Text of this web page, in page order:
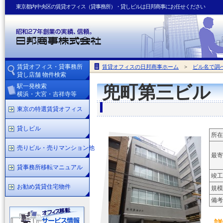
東京都内中央区の賃貸オフィス（貸事務所）・貸しビルは日邦商事にお任せください
賃貸オフィスの日邦商事ホーム > ビル名で調
兜町第三ビル
所
最
竣工
規模
備考
賃貸オフィス・貸事務所
貸し店舗 物件検索
駅一発検索
横浜・大宮・吉祥寺等
東京の特選賃貸オフィス
貸しビル
売りビル・売りマンション他
貸事務所移転マニュアル
お勧め賃貸住宅物件